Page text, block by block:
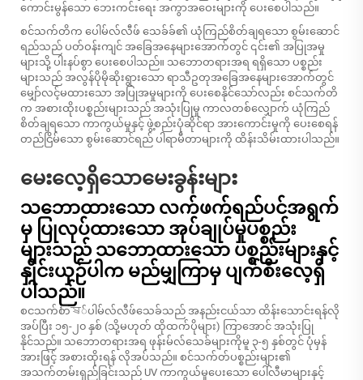
ကောင်းမွန်သော ဘေးကင်းရေး အကွာအဝေးများကို ပေးစေပါသည်။
စင်သက်တိက ပေါမ်လ်လီဖ် သေခ်ခ်၏ ယုံကြည်စိတ်ချရသော စွမ်းဆောင်
ရည်သည် ပတ်ဝန်းကျင် အခြေအနေများအောက်တွင် ၎င်း၏ အပြုအမှု
များသို့ ပါးနပ်စွာ ပေးစေပါသည်။ သဘောတရားအရ ရရှိသော ပစ္စည်း
များသည် အလွန်ပိုမိုဆိုးရွားသော ရာသီဥတုအခြေအနေများအောက်တွင်
မျှော်လင့်မထားသော အပြုအမှုများကို ပေးစေနိုင်သော်လည်း စင်သက်တိ
က အစားထိုးပစ္စည်းများသည် အသုံးပြုမှု ကာလတစ်လျှောက် ယုံကြည်
စိတ်ချရသော ကာကွယ်မှုနှင့် ဖွဲ့စည်းပုံဆိုင်ရာ အားကောင်းမှုကို ပေးစေရန်
တည်ငြိမ်သော စွမ်းဆောင်ရည် ပါရာမီတာများကို ထိန်းသိမ်းထားပါသည်။
မေးလေ့ရှိသောမေးခွန်းများ
သဘောထားသော လက်ဖက်ရည်ပင်အရွက်
မှ ပြုလုပ်ထားသော အုပ်ချုပ်မှုပစ္စည်း
များသည် သဘောထားသော ပစ္စည်းများနှင့်
နှိုင်းယှဉ်ပါက မည်မျှကြာမှ ပျက်စီးလေ့ရှိ
ပါသည်။
စငသက်တিষ်ပါမ်လ်လီဖ်သေခ်သည် အနည်းငယ်သာ ထိန်းသောင်းရန်လို
အပ်ပြီး ၁၅-၂၀ နှစ် (သို့မဟုတ် ထိုထက်ပိုများ) ကြာအောင် အသုံးပြု
နိုင်သည်။ သဘောတရားအရ ဖုန်းမ်လ်သေခ်များကိုမူ ၃-၅ နှစ်တွင် ပုံမှန်
အားဖြင့် အစားထိုးရန် လိုအပ်သည်။ စင်သက်တ်ပစ္စည်းများ၏
အသက်တမ်းရှည်ခြင်းသည် UV ကာကွယ်မှုပေးသော ပေါ်လီမာများနှင့်